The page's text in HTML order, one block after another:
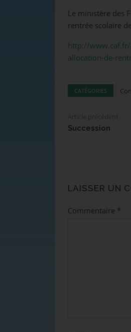
Le ministère des
rentrée scolaire
http://www.caf.fr/
allocation-de-
CATÉGORIES
Succession
LAISSER UN
Commentaire *